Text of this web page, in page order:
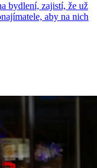
bydlení, zajistí, že už
aby na nich